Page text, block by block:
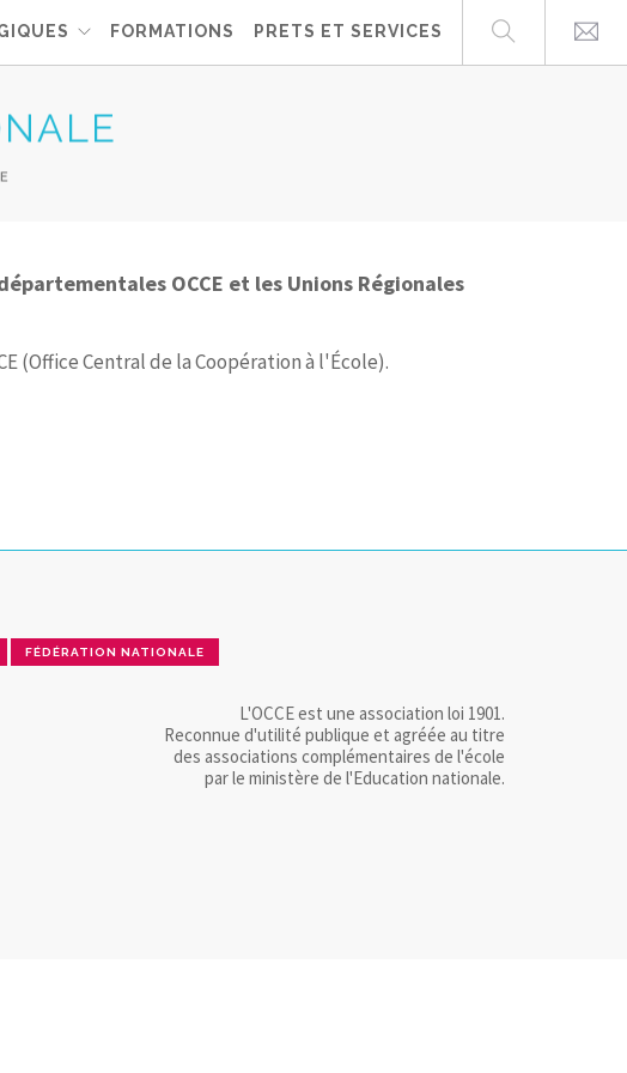
FORMATIONS PRETS ET SERVICES
OCCE et les Unions Régionales
(Office Central de la Coopération à l'École).
FÉDÉRATION NATIONALE
L'OCCE est une association loi 1901.
Reconnue d'utilité publique et agréée au titre
des associations complémentaires de l'école
par le ministère de l'Education nationale.